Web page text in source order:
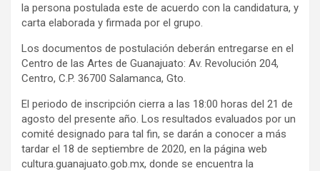
la persona postulada este de acuerdo con la candidatura, y
carta elaborada y firmada por el grupo.
Los documentos de postulación deberán entregarse en el
Centro de las Artes de Guanajuato: Av. Revolución 204,
Centro, C.P. 36700 Salamanca, Gto.
El periodo de inscripción cierra a las 18:00 horas del 21 de
agosto del presente año. Los resultados evaluados por un
comité designado para tal fin, se darán a conocer a más
tardar el 18 de septiembre de 2020, en la página web
cultura.guanajuato.gob.mx, donde se encuentra la